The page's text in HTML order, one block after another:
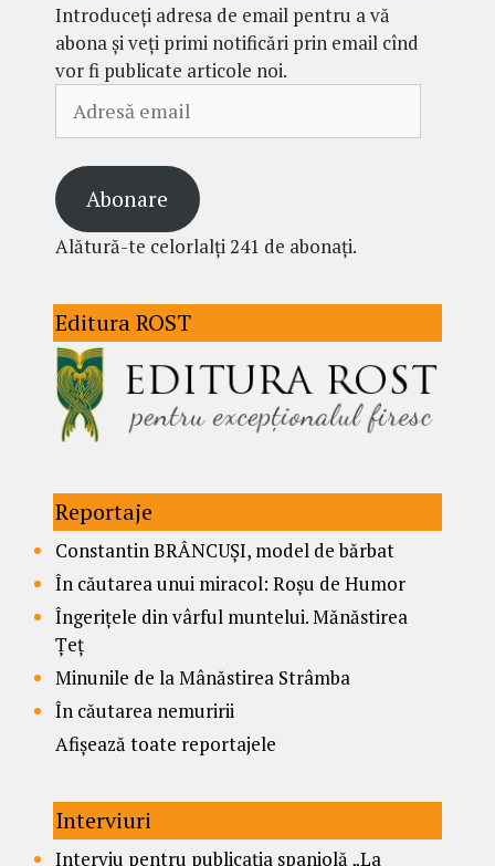
Introduceți adresa de email pentru a vă
abona și veți primi notificări prin email cînd
vor fi publicate articole noi.
email
Abonare
Alătură-te celorlalți 241 de abonați.
Editura ROST
Reportaje
Constantin BRÂNCUȘI, model de bărbat
În căutarea unui miracol: Roșu de Humor
Îngerițele din vârful muntelui. Mănăstirea
Țeț
Minunile de la Mânăstirea Strâmba
În căutarea nemuririi
Afișează toate reportajele
Interviuri
Interviu pentru publicația spaniolă „La